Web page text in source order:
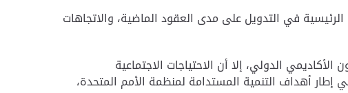
في التدويل على مدى العقود الماضية، والاتجاهات
الدولي، إلا أن الاحتياجات الاجتماعية
والمناخ والفقر، والتي تمّ تلخيصها في إطار أهداف التنمية المستدامة لمنظمة الأمم المتحدة،